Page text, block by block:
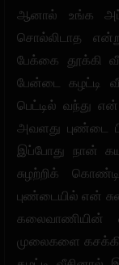
ஆனால் உங்க
சொல்லிடாத
பேக்கை தூக்கி
பேன்டை கழட்டி
பெட்டில் வந்து
அவளது புண்டை
இப்போது நான்
சுழற்றிக்
புண்டையில் என்
முலைகளை